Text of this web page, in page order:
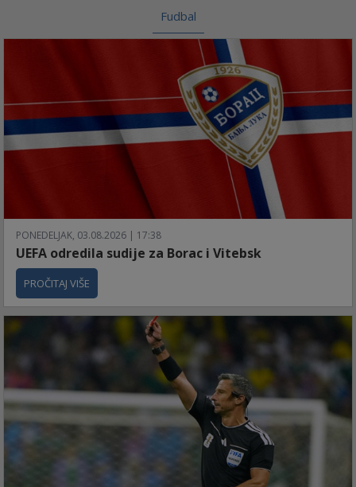
Fudbal
PONEDELJAK, 03.08.2026 | 17:38
UEFA odredila sudije za Borac i Vitebsk
PROČITAJ VIŠE